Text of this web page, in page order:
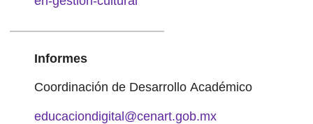
Informes
Coordinación de Desarrollo Académico
educaciondigital@cenart.gob.mx